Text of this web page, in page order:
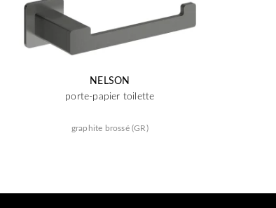
NELSON
porte-papier toilette
graphite brossé (GR)